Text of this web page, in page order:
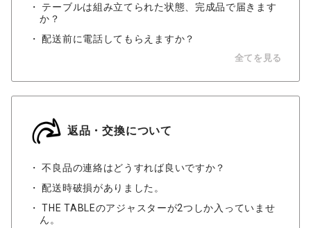
テーブルは組み立てられた状態、完成品で届きます
か？
配送前に電話してもらえますか？
全てを見る
返品・交換について
不良品の連絡はどうすれば良いですか？
配送時破損がありました。
THE TABLEのアジャスターが2つしか入っていませ
ん。